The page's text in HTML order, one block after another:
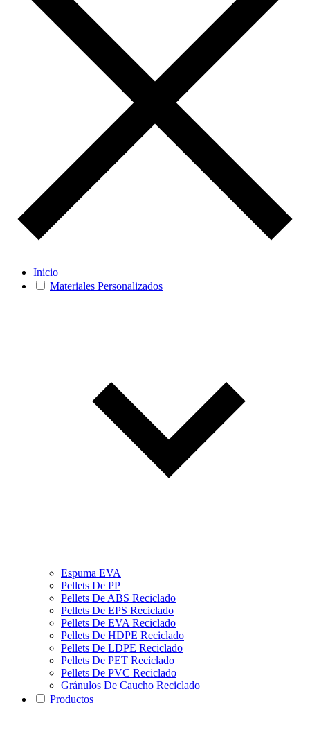
Inicio
Materiales Personalizados
Espuma EVA
Pellets De PP
Pellets De ABS Reciclado
Pellets De EPS Reciclado
Pellets De EVA Reciclado
Pellets De HDPE Reciclado
Pellets De LDPE Reciclado
Pellets De PET Reciclado
Pellets De PVC Reciclado
Gránulos De Caucho Reciclado
Productos